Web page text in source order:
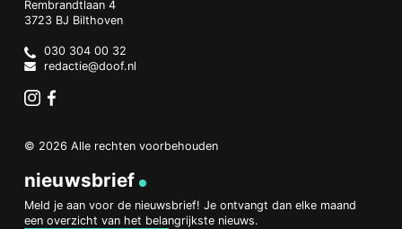
Doof.nl
work
Rembrandtlaan 4
3723 BJ Bilthoven
Netherlands
030 304 00 32
redactie@doof.nl
© 2026 Alle rechten voorbehouden
nieuwsbrief
Meld je aan voor de nieuwsbrief! Je ontvangt dan elke maand
een overzicht van het belangrijkste nieuws.